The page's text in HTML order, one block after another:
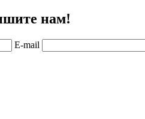
нам!
E-mail